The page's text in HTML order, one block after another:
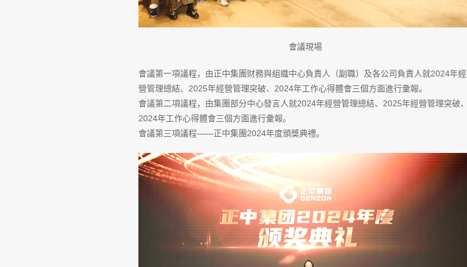
會議現場
會議第一項議程，由正中集團财務與組織中心負責人（副職）及各公司負責人就2024年經
營管理總結、2025年經營管理突破、2024年工作心得體會三個方面進行彙報。
會議第二項議程，由集團部分中心發言人就2024年經營管理總結、2025年經營管理突破、
2024年工作心得體會三個方面進行彙報。
會議第三項議程——正中集團2024年度頒獎典禮。